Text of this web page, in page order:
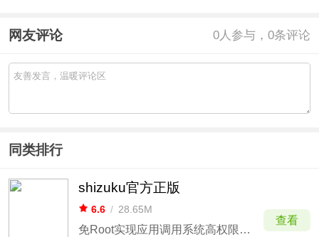
网友评论 0 人参与，0条评论
同类排行
shizuku官方正版
6.6 / 28.65M
免Root实现应用调用系统高权限接口
查看